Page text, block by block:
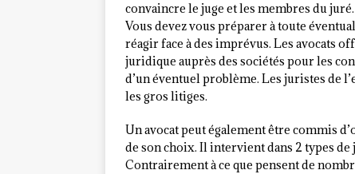
convaincre le juge et les membres du
Vous devez vous préparer à toute
réagir face à des imprévus. Les avocats
juridique auprès des sociétés pour les
d’un éventuel problème. Les juristes de
les gros litiges.
Un avocat peut également être commis
de son choix. Il intervient dans 2 types
Contrairement à ce que pensent de